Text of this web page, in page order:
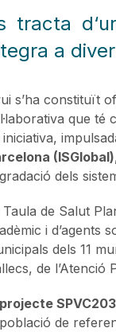
tracta
a
s’ha constituït
que té
iniciativa,
(ISGlobal)
dels
Taula de Salut
i d’agents
dels 11
de
de